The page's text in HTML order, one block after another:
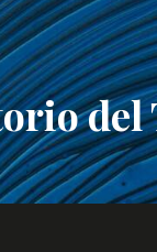
del